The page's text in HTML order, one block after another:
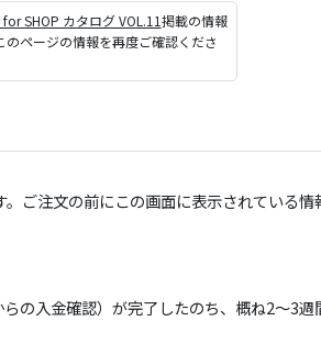
for SHOP カタログ VOL.11掲載の情報
ページの情報を再度ご確認くださ
ご注文の前にこの画面に表示されている情
入金確認）が完了したのち、概ね2～3週